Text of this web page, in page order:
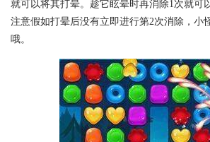
就可以将其打晕。趁它眩晕时再消除1次就可
注意假如打晕后没有立即进行第2次消除，小
哦。